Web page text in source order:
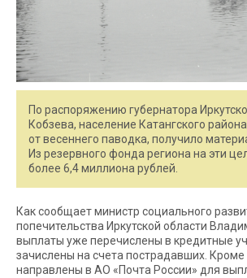
По распоряжению губернатора
Кобзева, население Катангского
от весеннего паводка, получило
Из резервного фонда региона на эти
более 6,4 миллиона рублей.
Как сообщает министр социального
попечительства Иркутской области
выплаты уже перечислены в кредитные
зачислены на счета пострадавших. Кроме
направлены в АО «Почта России» для